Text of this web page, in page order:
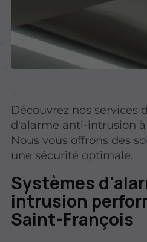
Découvrez nos services
d'alarme anti-intrusion à
Nous vous offrons des
une sécurité optimale.
Systèmes
intrusion
Saint-François